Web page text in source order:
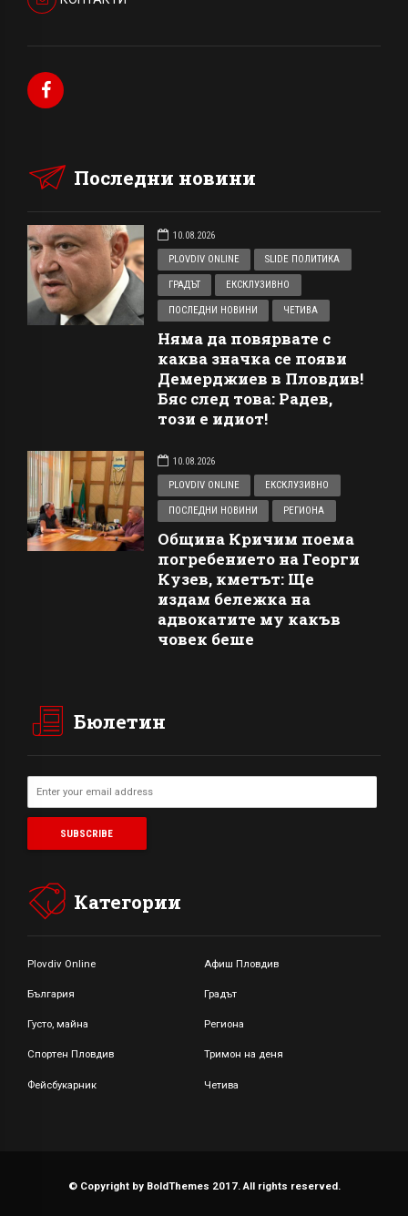
Последни новини
10.08.2026
PLOVDIV ONLINE
SLIDE ПОЛИТИКА
ГРАДЪТ ЕКСКЛУЗИВНО
ПОСЛЕДНИ НОВИНИ ЧЕТИВА
Няма да повярвате с
каква значка се появи
Демерджиев в Пловдив!
Бяс след това: Радев,
този е идиот!
10.08.2026
PLOVDIV ONLINE
ЕКСКЛУЗИВНО
ПОСЛЕДНИ НОВИНИ РЕГИОНА
Община Кричим поема
погребението на Георги
Кузев, кметът: Ще
издам бележка на
адвокатите му какъв
човек беше
Бюлетин
Категории
Plovdiv Online Афиш Пловдив
България Градът
Густо, майна Региона
Спортен Пловдив Тримон на деня
Фейсбукарник Четива
© Copyright by BoldThemes 2017. All rights reserved.